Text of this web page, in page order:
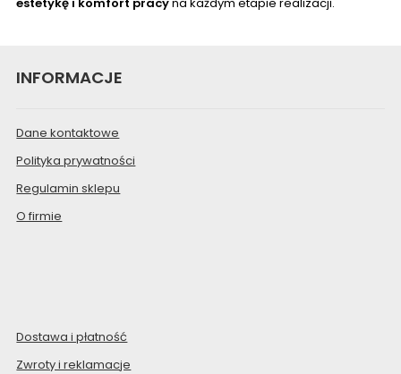
INFORMACJE
Dane kontaktowe
Polityka prywatności
Regulamin sklepu
O firmie
Dostawa i płatność
Zwroty i reklamacje